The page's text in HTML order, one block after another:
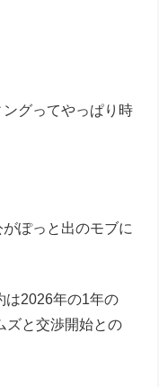
グってやっぱり時
ぽっと出のモブに
は2026年の1年の
ズと交渉開始との